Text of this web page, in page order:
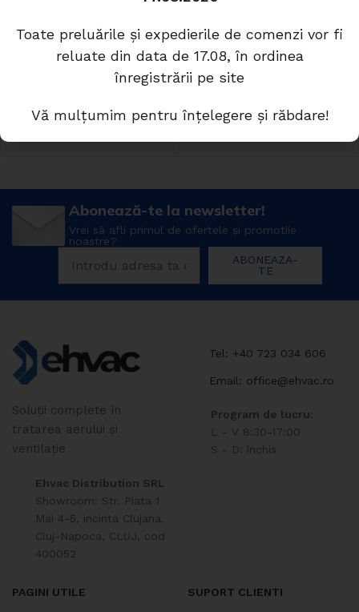
Disponibil la comanda
CITEȘTE MAI MULT
SKU:RDR
Disponibil la comanda
CITEȘTE MAI MULT
Abonează-te la newsletter!
Vrei să afli primul de ofertele și promotiie
noastre?
ABONEAZA-
TE
Soluții complete în
tratarea aerului și
ventilație
Ehvac Distribution SRL
Showroom: Str. Piata 1
Mai 4-5, incinta Clujana,
Cluj-Napoca, CLUJ, cod
400052
Tel: +40 723 034 606
Email: office@ehvac.ro
Program de lucru:
L - V 8:30-17:00
S - D: închis
PAGINI UTILE SUPORT CLIENTI
Toate preluările și expedierile de comenzi vor fi
reluate din data de 17.08, în ordinea
înregistrării pe site
Vă mulțumim pentru înțelegere și răbdare!